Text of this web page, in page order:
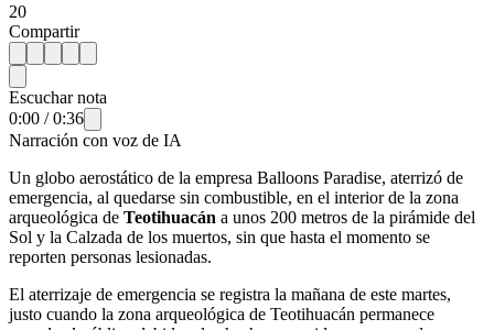
20
Compartir
Escuchar nota
0:00 /0:36
Narración con voz de IA
Un globo aerostático de la empresa Balloons Paradise, aterrizó de
emergencia, al quedarse sin combustible, en el interior de la zona
arqueológica de Teotihuacán a unos 200 metros de la pirámide del
Sol y la Calzada de los muertos, sin que hasta el momento se
reporten personas lesionadas.
El aterrizaje de emergencia se registra la mañana de este martes,
justo cuando la zona arqueológica de Teotihuacán permanece